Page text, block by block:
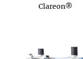
Clareon®